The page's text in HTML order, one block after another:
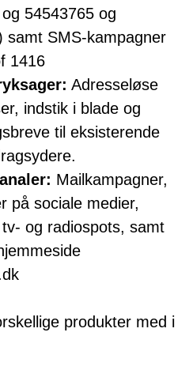
54543765 og
samt SMS-kampagner
1416
Adresseløse
indstik i blade og
til eksisterende
Mailkampagner,
på sociale medier,
og radiospots, samt
produkter med i